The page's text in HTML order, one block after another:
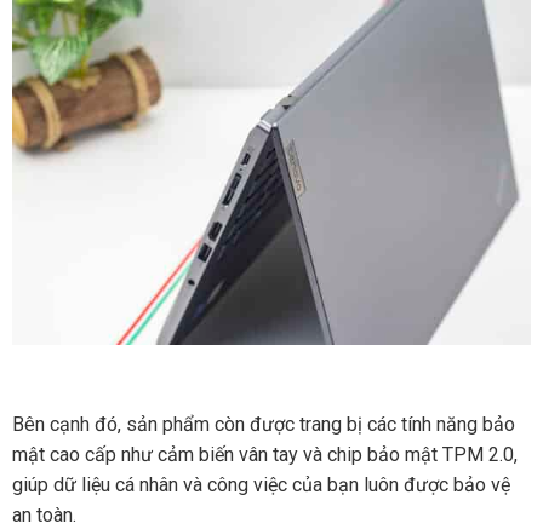
Bên cạnh đó, sản phẩm còn được trang bị các tính năng bảo
mật cao cấp như cảm biến vân tay và chip bảo mật TPM 2.0,
giúp dữ liệu cá nhân và công việc của bạn luôn được bảo vệ
an toàn.